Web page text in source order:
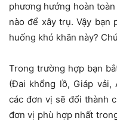
phương hướng hoàn
nào để xây trụ. Vậy bạn
huống khó khăn này?
Trong trường hợp bạn
(Đai khổng lồ, Giáp vải,
các đơn vị sẽ đổi thành
đơn vị phù hợp nhất